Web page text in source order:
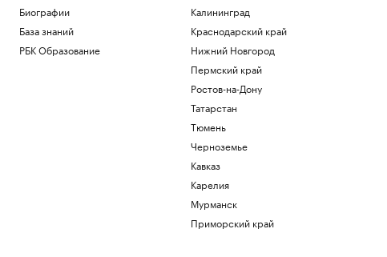
Биографии
База знаний
РБК Образование
Калининград
Краснодарский край
Нижний Новгород
Пермский край
Ростов-на-Дону
Татарстан
Тюмень
Черноземье
Кавказ
Карелия
Мурманск
Приморский край